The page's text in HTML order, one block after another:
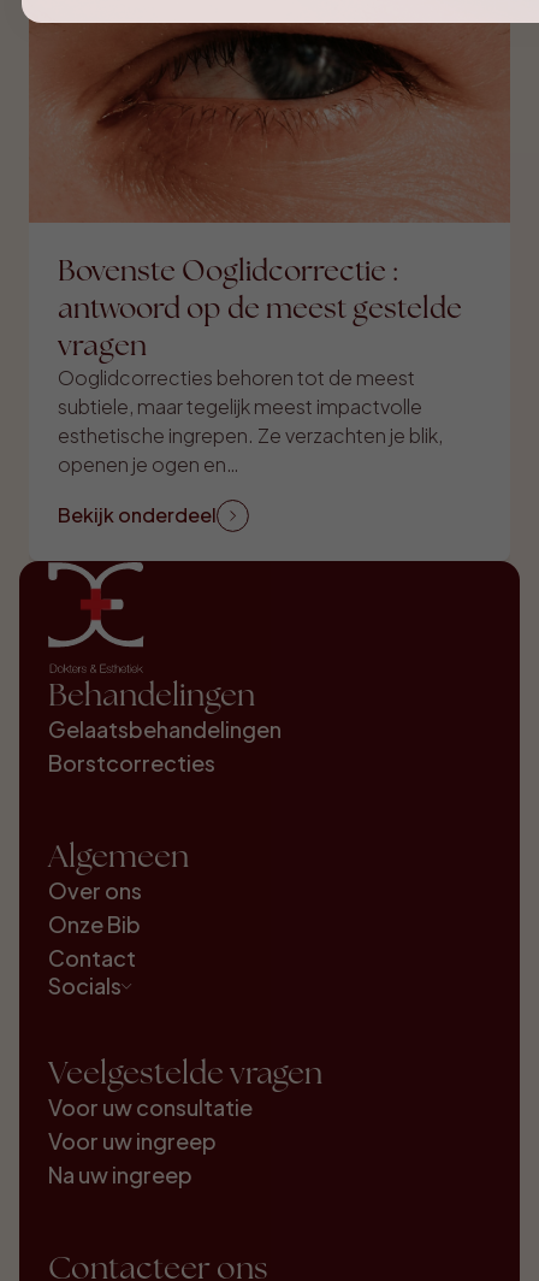
Bovenste Ooglidcorrectie :
antwoord op de meest gestelde
vragen
Ooglidcorrecties behoren tot de meest
subtiele, maar tegelijk meest impactvolle
esthetische ingrepen. Ze verzachten je blik,
openen je ogen en…
Bekijk onderdeel
Behandelingen
Gelaatsbehandelingen
Borstcorrecties
Algemeen
Over ons
Onze Bib
Contact
Socials
Veelgestelde vragen
Voor uw consultatie
Voor uw ingreep
Na uw ingreep
Contacteer ons